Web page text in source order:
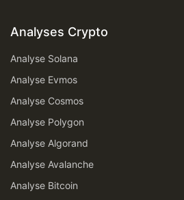
Analyses Crypto
Analyse Solana
Analyse Evmos
Analyse Cosmos
Analyse Polygon
Analyse Algorand
Analyse Avalanche
Analyse Bitcoin